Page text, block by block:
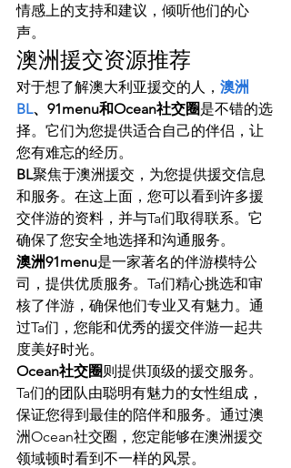
情感上的支持和建议，倾听他们的心
声。
澳洲援交资源推荐
对于想了解澳大利亚援交的人， 澳洲
BL、91menu和Ocean社交圈是不错的选
择。它们为您提供适合自己的伴侣，让
您有难忘的经历。
BL聚焦于澳洲援交，为您提供援交信息
和服务。在这上面，您可以看到许多援
交伴游的资料，并与Ta们取得联系。它
确保了您安全地选择和沟通服务。
澳洲91menu是一家著名的伴游模特公
司，提供优质服务。Ta们精心挑选和审
核了伴游，确保他们专业又有魅力。通
过Ta们，您能和优秀的援交伴游一起共
度美好时光。
Ocean社交圈 则提供顶级的援交服务。
Ta们的团队由聪明有魅力的女性组成，
保证您得到最佳的陪伴和服务。通过澳
洲Ocean社交圈，您定能够在澳洲援交
领域顿时看到不一样的风景。